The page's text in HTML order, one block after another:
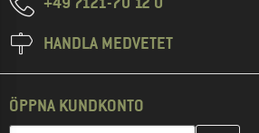
HANDLA MEDVETET
ÖPPNA KUNDKONTO